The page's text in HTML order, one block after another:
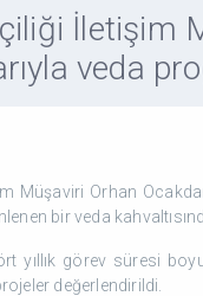
İletişim
veda
Müşaviri Orhan
bir veda
yıllık görev süresi
değerlendirildi.